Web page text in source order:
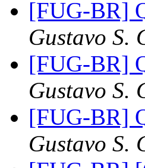
[FUG-BR]
Gustavo S.
[FUG-BR]
Gustavo S.
[FUG-BR]
Gustavo S.